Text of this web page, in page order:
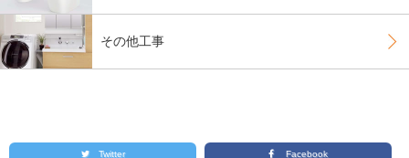
その他工事
Twitter Facebook